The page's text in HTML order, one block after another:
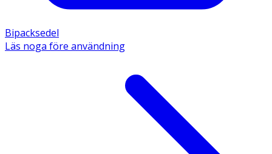
Bipacksedel
Läs noga före användning